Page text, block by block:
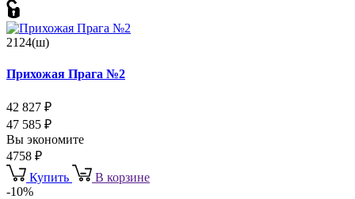
2124(ш)
Прихожая Прага №2
42 827 ₽
47 585 ₽
Вы экономите
4758 ₽
Купить
В корзине
-10%